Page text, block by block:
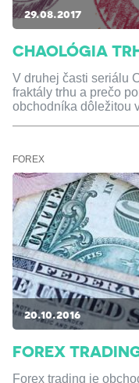
29.08.2017
CHAOLÓGIA
V druhej časti seriálu
fraktály trhu a prečo
obchodníka dôležitou
FOREX
20.10.2016
FOREX
Forex trading je